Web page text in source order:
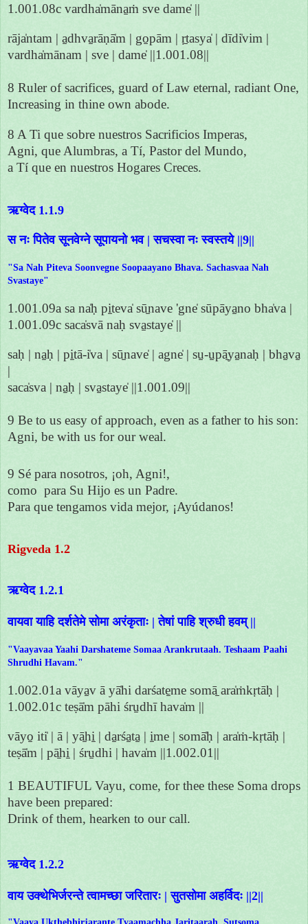
1.001.08c vardha̍māna̱ṁ sve dame̍ ||
rāja̍ntam | a̱dhva̱rāṇā̍m | go̱pām | ṛ̱tasya̍ | dīdi̍vim |
vardha̍mānam | sve | dame̍ ||1.001.08||
8 Ruler of sacrifices, guard of Law eternal, radiant One,
Increasing in thine own abode.
8 A Ti que sobre nuestros Sacrificios Imperas,
Agni, que Alumbras, a Tí, Pastor del Mundo,
a Tí que en nuestros Hogares Creces.
ऋग्वेद 1.1.9
स नः पितेव सूनवेग्ने सूपायनो भव | सचस्वा नः स्वस्तये ||9||
"Sa Nah Piteva Soonvegne Soopaayano Bhava. Sachasvaa Nah
Svastaye"
1.001.09a sa na̍ḥ pi̱teva̍ sū̱nave 'gne̍ sūpāya̱no bha̍va |
1.001.09c saca̍svā naḥ sva̱staye̍ ||
saḥ | na̱ḥ | pi̱tā-i̍va | sū̱nave̍ | agne̍ | su̱-u̱pā̱ya̱naḥ | bha̱va̱
|
saca̍sva | na̱ḥ | sva̱staye̍ ||1.001.09||
9 Be to us easy of approach, even as a father to his son:
Agni, be with us for our weal.
9 Sé para nosotros, ¡oh, Agni!,
como para Su Hijo es un Padre.
Para que tengamos vida mejor, ¡Ayúdanos!
Rigveda 1.2
ऋग्वेद 1.2.1
वायवा याहि दर्शतेमे सोमा अरंकृताः | तेषां पाहि श्रुधी हवम् ||
"Vaayavaa Yaahi Darshateme Somaa Arankrutaah. Teshaam Paahi
Shrudhi Havam."
1.002.01a vāya̱v ā yā̍hi darśate̱me somā̱ ara̍ṁkṛtāḥ |
1.002.01c teṣā̍m pāhi śru̱dhī hava̍m ||
vāyo̱ iti̍ | ā | yā̱hi̱ | da̱rśa̱ta̱ | i̱me | somā̍ḥ | ara̍ṁ-kṛtāḥ |
teṣā̍m | pā̱hi̱ | śru̱dhi | hava̍m ||1.002.01||
1 BEAUTIFUL Vayu, come, for thee these Soma drops
have been prepared:
Drink of them, hearken to our call.
ऋग्वेद 1.2.2
वाय उक्थेभिर्जरन्ते त्वामच्छा जरितारः | सुतसोमा अहर्विदः ||2||